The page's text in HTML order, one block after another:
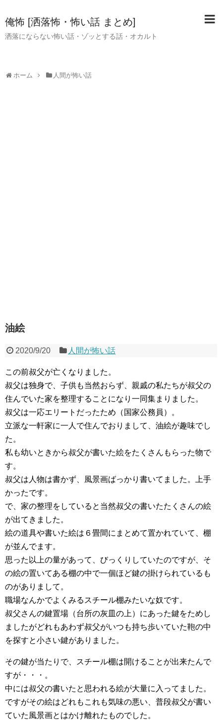
俺怖 [洒落怖・怖い話 まとめ]
洒落にならない怖い話・ゾッとする話・オカルト
ホーム 人間が怖い話
油絵
2020/9/20 人間が怖い話
この前叔父が亡くなりました。
叔父は独身で、子供も当然おらず、親戚の私たちが叔父の
住んでいた家を整理することになり一同集まりました。
叔父は一応エリートだったため（国家公務員）。
立派な一軒家に一人で住んでおりまして、油絵が趣味でし
た。
私も幼いときから叔父が書いた絵をたくさんもらった物で
す。
叔父は人物は書かず、風景画ばっかり書いてました。上手
かったです。
で、家の整理をしていると当然叔父の書いたたくさんの絵
が出てきました。
絵の道具や書いた絵は６畳間にまとめて置かれていて、棚
が並んでます。
思った以上の量があって、びっくりしていたのですが、そ
の絵の置いてある棚の中で一個ほど鍵の掛けられているも
のがありまして。
職場なんかでよくみるスチール棚みたいな奴です。
叔父さんの鍵置場（台所の灰皿の上）にあった鍵をためし
ましたがどれもあわず叔父がいつも持ち歩いていた鞄の中
を探すと小さい鍵がありました。
その鍵が当たりで、スチール棚は開けることが出来たんで
すが・・・。
中には叔父の書いたと思われる絵が大量に入ってました。
ですがその絵はどれもこれも気味の悪い、普段叔父が書い
ていた風景画とはかけ離れたものでした。